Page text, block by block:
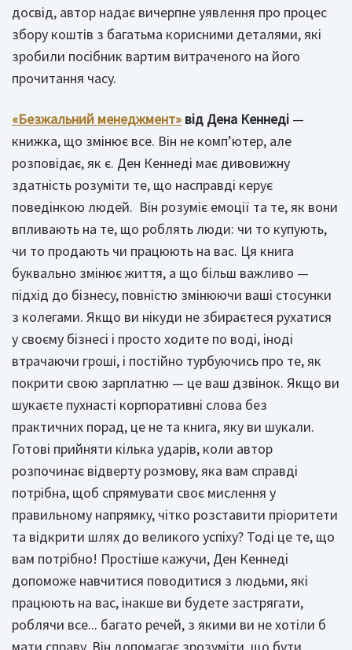
досвід, автор надає вичерпне уявлення про процес
збору коштів з багатьма корисними деталями, які
зробили посібник вартим витраченого на його
прочитання часу.
«Безжальний менеджмент» від Дена Кеннеді —
книжка, що змінює все. Він не комп’ютер, але
розповідає, як є. Ден Кеннеді має дивовижну
здатність розуміти те, що насправді керує
поведінкою людей. Він розуміє емоції та те, як вони
впливають на те, що роблять люди: чи то купують,
чи то продають чи працюють на вас. Ця книга
буквально змінює життя, а що більш важливо —
підхід до бізнесу, повністю змінюючи ваші стосунки
з колегами. Якщо ви нікуди не збираєтеся рухатися
у своєму бізнесі і просто ходите по воді, іноді
втрачаючи гроші, і постійно турбуючись про те, як
покрити свою зарплатню — це ваш дзвінок. Якщо ви
шукаєте пухнасті корпоративні слова без
практичних порад, це не та книга, яку ви шукали.
Готові прийняти кілька ударів, коли автор
розпочинає відверту розмову, яка вам справді
потрібна, щоб спрямувати своє мислення у
правильному напрямку, чітко розставити пріоритети
та відкрити шлях до великого успіху? Тоді це те, що
вам потрібно! Простіше кажучи, Ден Кеннеді
допоможе навчитися поводитися з людьми, які
працюють на вас, інакше ви будете застрягати,
роблячи все... багато речей, з якими ви не хотіли б